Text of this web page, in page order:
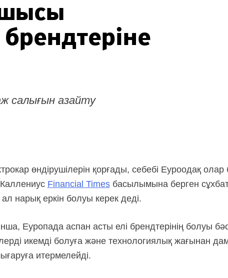
салығын азайту
өндірушілерін қорғады, себебі Еуроодақ олар
Каллениус Financial Timesбасылымына берген
нарық еркін болуы керек деді.
Еуропада аспан асты елі брендтерінің болуы
икемді болуға және технологиялық жағынан
итермелейді.